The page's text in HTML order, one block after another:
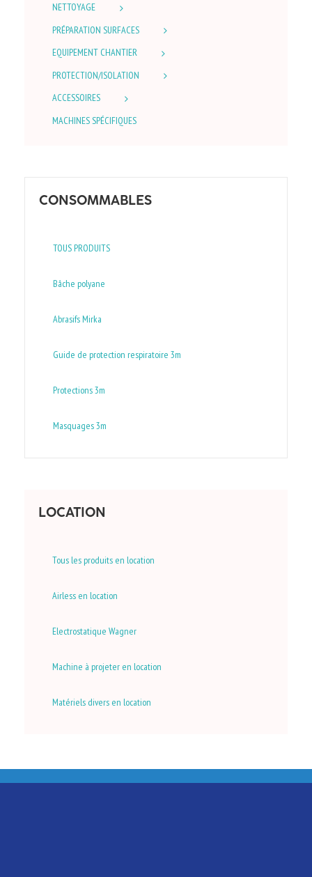
NETTOYAGE
PRÉPARATION SURFACES
EQUIPEMENT CHANTIER
PROTECTION/ISOLATION
ACCESSOIRES
MACHINES SPÉCIFIQUES
CONSOMMABLES
TOUS PRODUITS
Bâche polyane
Abrasifs Mirka
Guide de protection respiratoire 3m
Protections 3m
Masquages 3m
LOCATION
Tous les produits en location
Airless en location
Electrostatique Wagner
Machine à projeter en location
Matériels divers en location